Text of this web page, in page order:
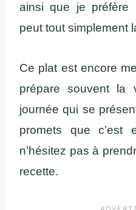
ainsi que je préfère
peut tout simplement
Ce plat est encore
prépare souvent la
journée qui se
promets que c’est
n’hésitez pas à
recette.